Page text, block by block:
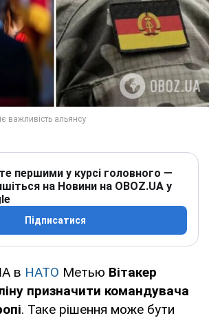
першими у курсі головного —
на Новини на OBOZ.UA у
Підписатися
в НАТО Метью Вітакер
призначити командувача
. Таке рішення може бути